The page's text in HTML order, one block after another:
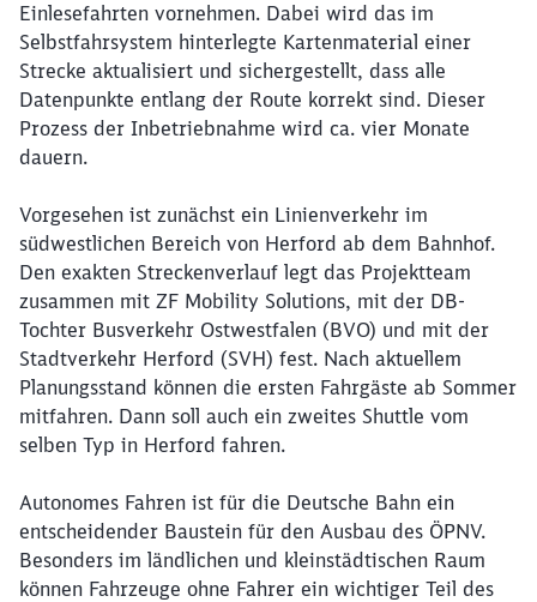
Einlesefahrten vornehmen. Dabei wird das im
Selbstfahrsystem hinterlegte Kartenmaterial einer
Strecke aktualisiert und sichergestellt, dass alle
Datenpunkte entlang der Route korrekt sind. Dieser
Prozess der Inbetriebnahme wird ca. vier Monate
dauern.
Vorgesehen ist zunächst ein Linienverkehr im
südwestlichen Bereich von Herford ab dem Bahnhof.
Den exakten Streckenverlauf legt das Projektteam
zusammen mit ZF Mobility Solutions, mit der DB-
Tochter Busverkehr Ostwestfalen (BVO) und mit der
Stadtverkehr Herford (SVH) fest. Nach aktuellem
Planungsstand können die ersten Fahrgäste ab Sommer
mitfahren. Dann soll auch ein zweites Shuttle vom
selben Typ in Herford fahren.
Autonomes Fahren ist für die Deutsche Bahn ein
entscheidender Baustein für den Ausbau des ÖPNV.
Besonders im ländlichen und kleinstädtischen Raum
können Fahrzeuge ohne Fahrer ein wichtiger Teil des